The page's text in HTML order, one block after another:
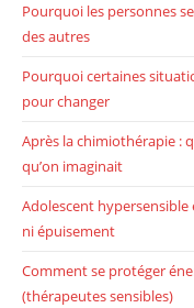
Pourquoi les personnes
des autres
Pourquoi certaines
pour changer
Après la chimiothérapie :
qu’on imaginait
Adolescent hypersensible
ni épuisement
Comment se protéger
(thérapeutes sensibles)